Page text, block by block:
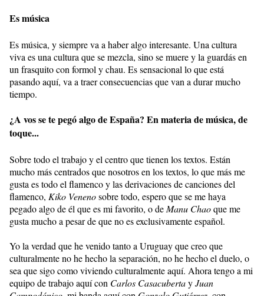
Es música
Es música, y siempre va a haber algo interesante. Una cultura
viva es una cultura que se mezcla, sino se muere y la guardás en
un frasquito con formol y chau. Es sensacional lo que está
pasando aquí, va a traer consecuencias que van a durar mucho
tiempo.
¿A vos se te pegó algo de España? En materia de música, de
toque...
Sobre todo el trabajo y el centro que tienen los textos. Están
mucho más centrados que nosotros en los textos, lo que más me
gusta es todo el flamenco y las derivaciones de canciones del
flamenco, Kiko Venenosobre todo, espero que se me haya
pegado algo de él que es mi favorito, o deManu Chaoque me
gusta mucho a pesar de que no es exclusivamente español.
Yo la verdad que he venido tanto a Uruguay que creo que
culturalmente no he hecho la separación, no he hecho el duelo, o
sea que sigo como viviendo culturalmente aquí. Ahora tengo a mi
equipo de trabajo aquí con Carlos CasacubertayJuan